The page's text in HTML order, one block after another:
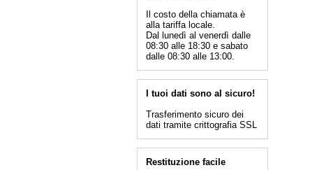
Il costo della chiamata è
alla tariffa locale.
Dal lunedì al venerdì dalle
08:30 alle 18:30 e sabato
dalle 08:30 alle 13:00.
I tuoi dati sono al sicuro!
Trasferimento sicuro dei
dati tramite crittografia SSL
Restituzione facile